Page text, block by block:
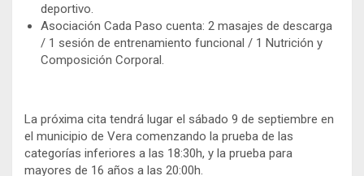
deportivo.
Asociación Cada Paso cuenta: 2 masajes de descarga
/ 1 sesión de entrenamiento funcional / 1 Nutrición y
Composición Corporal.
La próxima cita tendrá lugar el sábado 9 de septiembre en
el municipio de Vera comenzando la prueba de las
categorías inferiores a las 18:30h, y la prueba para
mayores de 16 años a las 20:00h.